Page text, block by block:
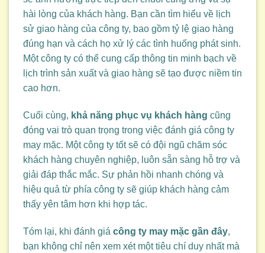
hài lòng của khách hàng. Bạn cần tìm hiểu về lịch
sử giao hàng của công ty, bao gồm tỷ lệ giao hàng
đúng hạn và cách họ xử lý các tình huống phát sinh.
Một công ty có thể cung cấp thông tin minh bạch về
lịch trình sản xuất và giao hàng sẽ tạo được niềm tin
cao hơn.
Cuối cùng, khả năng phục vụ khách hàng cũng
đóng vai trò quan trọng trong việc đánh giá công ty
may mặc. Một công ty tốt sẽ có đội ngũ chăm sóc
khách hàng chuyên nghiệp, luôn sẵn sàng hỗ trợ và
giải đáp thắc mắc. Sự phản hồi nhanh chóng và
hiệu quả từ phía công ty sẽ giúp khách hàng cảm
thấy yên tâm hơn khi hợp tác.
Tóm lại, khi đánh giá công ty may mặc gần đây,
bạn không chỉ nên xem xét một tiêu chí duy nhất mà